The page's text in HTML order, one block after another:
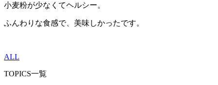
小麦粉が少なくてヘルシー。
ふんわりな食感で、美味しかったです。
ALL
TOPICS一覧